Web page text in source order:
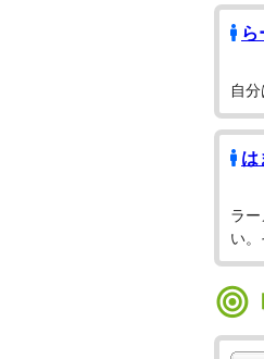
ら
自
は
ラ
い